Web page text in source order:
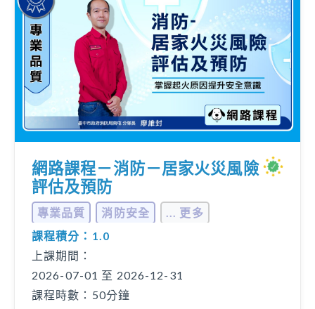
網路課程－消防－居家火災風險
評估及預防
專業品質 消防安全
... 更多
課程積分：1.0
上課期間：
2026-07-01 至 2026-12-31
課程時數：50分鐘